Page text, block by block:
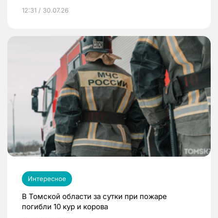
12:31 / 30.07.26
Интересное
В Томской области за сутки при пожаре
погибли 10 кур и корова